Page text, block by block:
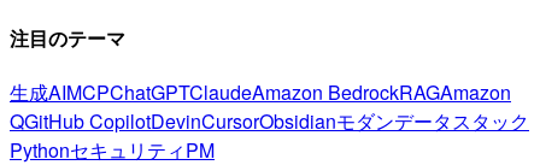
注目のテーマ
生成AIMCPChatGPTClaudeAmazon BedrockRAGAmazon
QGitHub CopilotDevinCursorObsidianモダンデータスタック
PythonセキュリティPM